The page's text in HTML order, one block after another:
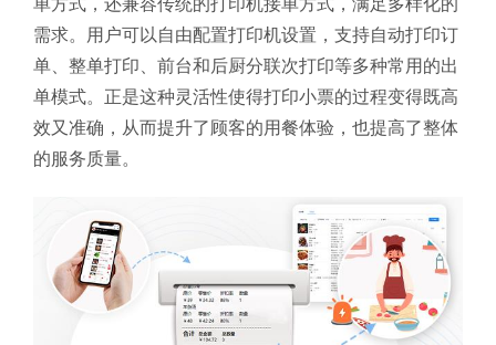
需求。用户可以自由配置打印机设置，支持自动打印订
单、整单打印、前台和后厨分联次打印等多种常用的出
单模式。 正是这种灵活性使得打印小票的过程变得既高
效又准确，从而提升了顾客的用餐体验，也提高了整体
的服务质量。